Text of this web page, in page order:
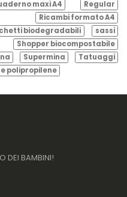
maxi A4
Regular
Ricambi formato A4
biodegradabili
sassi
Shopper biocompostabile
Supermina
Tatuaggi
polipropilene
DEI BAMBINI!